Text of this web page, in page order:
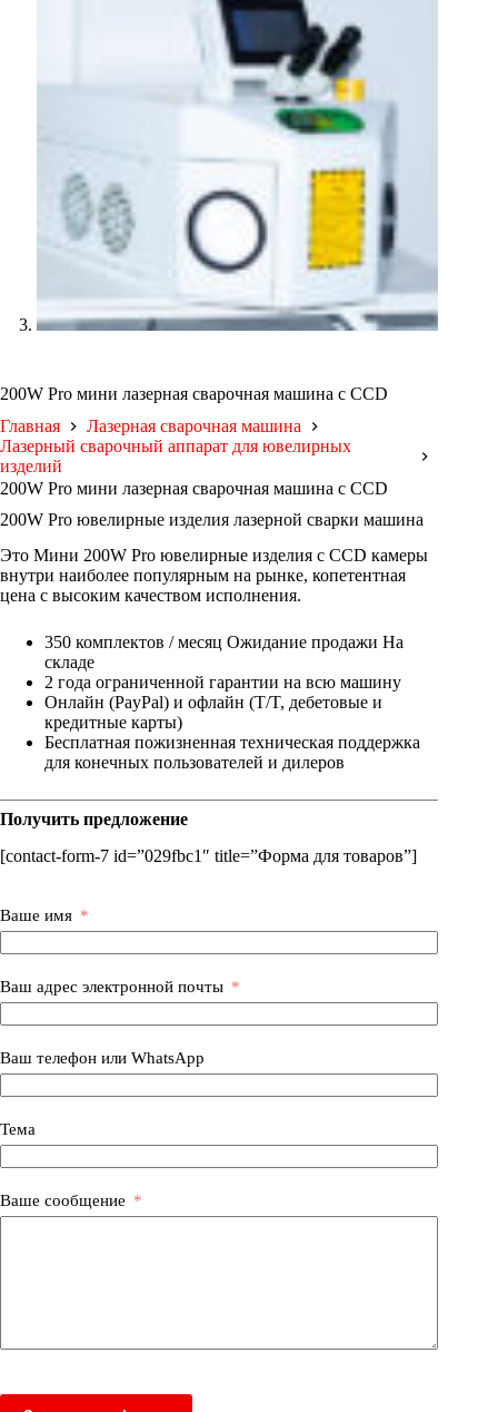
200W Pro мини лазерная сварочная машина с CCD
Главная
Лазерная сварочная машина
Лазерный сварочный аппарат для ювелирных
изделий
200W Pro мини лазерная сварочная машина с CCD
200W Pro ювелирные изделия лазерной сварки машина
Это Мини 200W Pro ювелирные изделия с CCD камеры
внутри наиболее популярным на рынке, копетентная
цена с высоким качеством исполнения.
350 комплектов / месяц Ожидание продажи На
складе
2 года ограниченной гарантии на всю машину
Онлайн (PayPal) и офлайн (T/T, дебетовые и
кредитные карты)
Бесплатная пожизненная техническая поддержка
для конечных пользователей и дилеров
Получить предложение
[contact-form-7 id=”029fbc1″ title=”Форма для товаров”]
Ваше имя
Ваш адрес электронной почты
Ваш телефон или WhatsApp
Тема
Ваше сообщение